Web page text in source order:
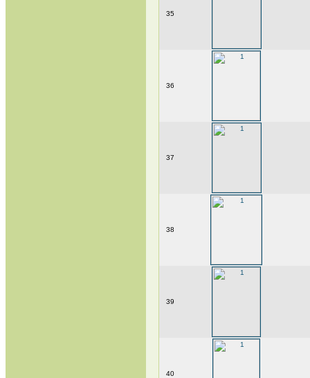
35
36
37
38
39
40